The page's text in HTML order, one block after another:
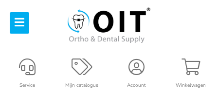
Winkelwagen
Account
Mijn catalogus
Service